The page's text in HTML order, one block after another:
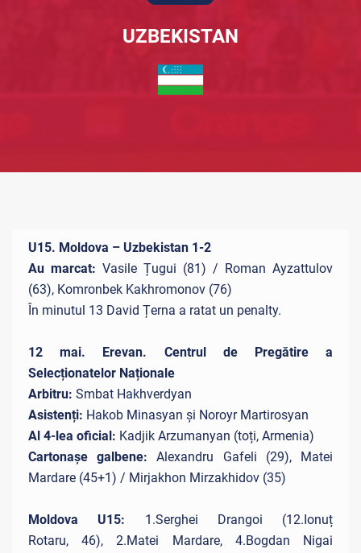
UZBEKISTAN
U15. Moldova – Uzbekistan 1-2
Au marcat: Vasile Țugui (81) / Roman Ayzattulov
(63), Komronbek Kakhromonov (76)
În minutul 13 David Țerna a ratat un penalty.
12 mai. Erevan. Centrul de Pregătire a
Selecționatelor Naționale
Arbitru: Smbat Hakhverdyan
Asistenți: Hakob Minasyan și Noroyr Martirosyan
Al 4-lea oficial: Kadjik Arzumanyan (toți, Armenia)
Cartonașe galbene: Alexandru Gafeli (29), Matei
Mardare (45+1) / Mirjakhon Mirzakhidov (35)
Moldova U15: 1.Serghei Drangoi (12.Ionuț
Rotaru, 46), 2.Matei Mardare, 4.Bogdan Nigai